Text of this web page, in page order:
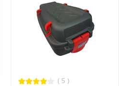
(5 )